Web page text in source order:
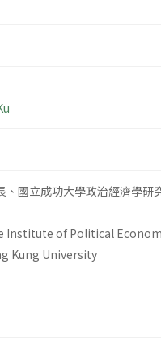
國立成功大學政治經濟學研
Institute of Political
Kung University